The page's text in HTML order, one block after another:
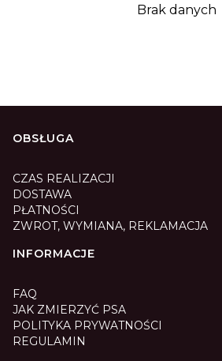
Brak danych
Linki w stopce
OBSŁUGA
CZAS REALIZACJI
DOSTAWA
PŁATNOŚCI
ZWROT, WYMIANA, REKLAMACJA
INFORMACJE
FAQ
JAK ZMIERZYĆ PSA
POLITYKA PRYWATNOŚCI
REGULAMIN